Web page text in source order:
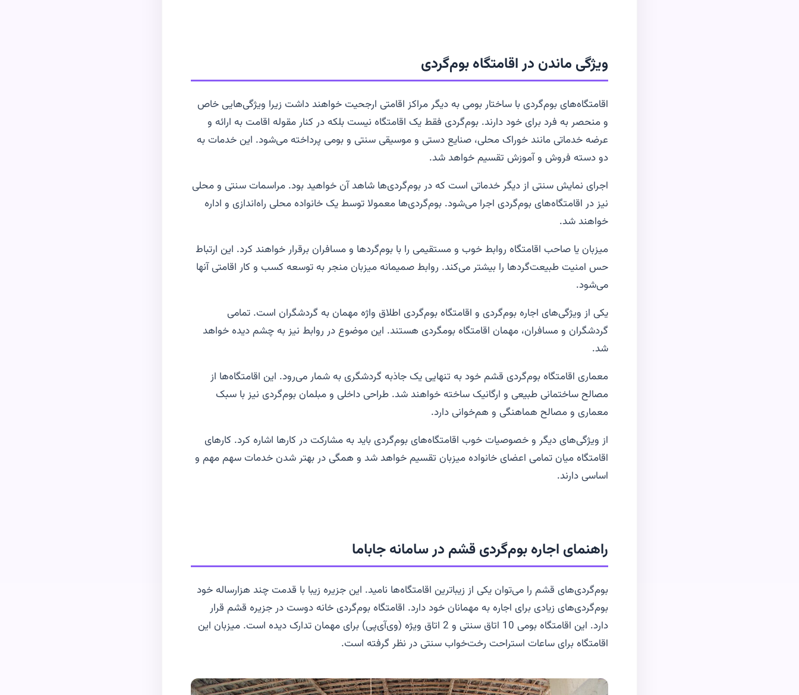
ویژگی ماندن در اقامتگاه بوم‌گردی
اقامتگاه‌های بوم‌گردی با ساختار بومی به دیگر مراکز اقامتی ارجحیت خواهند داشت زیرا ویژگی‌هایی خاص
و منحصر به فرد برای خود دارند. بوم‌گردی فقط یک اقامتگاه نیست بلکه در کنار مقوله اقامت به ارائه و
عرضه خدماتی مانند خوراک محلی، صنایع دستی و موسیقی سنتی و بومی پرداخته می‌شود. این خدمات به
دو دسته فروش و آموزش تقسیم خواهد شد.
اجرای نمایش سنتی از دیگر خدماتی است که در بوم‌گردی‌ها شاهد آن خواهید بود. مراسمات سنتی و محلی
نیز در اقامتگاه‌های بوم‌گردی اجرا می‌شود. بوم‌گردی‌ها معمولا توسط یک خانواده محلی راه‌اندازی و اداره
خواهند شد.
میزبان یا صاحب اقامتگاه روابط خوب و مستقیمی را با بوم‌گردها و مسافران برقرار خواهند کرد. این ارتباط
حس امنیت طبیعت‌گردها را بیشتر می‌کند. روابط صمیمانه میزبان منجر به توسعه کسب و کار اقامتی آنها
می‌شود.
یکی از ویژگی‌های اجاره بوم‌گردی و اقامتگاه بوم‌گردی اطلاق واژه مهمان به گردشگران است. تمامی
گردشگران و مسافران، مهمان اقامتگاه بومگردی هستند. این موضوع در روابط نیز به چشم دیده خواهد
شد.
معماری اقامتگاه بوم‌گردی قشم خود به تنهایی یک جاذبه گردشگری به شمار می‌رود. این اقامتگاه‌ها از
مصالح ساختمانی طبیعی و ارگانیک ساخته خواهند شد. طراحی داخلی و مبلمان بوم‌گردی نیز با سبک
معماری و مصالح هماهنگی و هم‌خوانی دارد.
از ویژگی‌های دیگر و خصوصیات خوب اقامتگاههای بوم‌گردی باید به مشارکت در کارها اشاره کرد. کارهای
اقامتگاه میان تمامی اعضای خانواده میزبان تقسیم خواهد شد و همگی در بهتر شدن خدمات سهم مهم و
اساسی دارند.
راهنمای اجاره بوم‌گردی قشم در سامانه جاباما
بوم‌گردی‌های قشم را می‌توان یکی از زیباترین اقامتگاه‌ها نامید. این جزیره زیبا با قدمت چند هزارساله خود
بوم‌گردی‌های زیادی برای اجاره به مهمانان خود دارد. اقامتگاه بوم‌گردی خانه دوست در جزیره قشم قرار
دارد. این اقامتگاه بومی 10 اتاق سنتی و 2 اتاق ویژه (وی‌آی‌پی) برای مهمان تدارک دیده است. میزبان این
اقامتگاه برای ساعات استراحت رخت‌خواب سنتی در نظر گرفته است.